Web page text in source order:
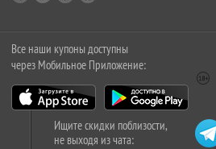
Все наши купоны доступны
через Мобильное Приложение:
Ищите скидки поблизости,
не выходя из чата: